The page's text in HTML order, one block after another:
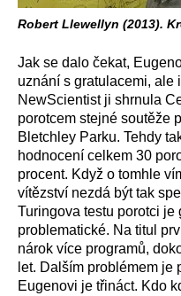
Robert Llewellyn (2013).
Jak se dalo čekat,
uznání s gratulacemi, ale
NewScientist ji shrnula
porotcem stejné soutěže
Bletchley Parku. Tehdy
hodnocení celkem 30
procent. Když o tomhle
vítězství nezdá být tak
Turingova testu porotci je
problematické. Na titul
nárok více programů,
let. Dalším problémem je
Eugenovi je třináct. Kdo